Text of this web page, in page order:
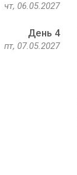
чт, 06.05.2027
День 4
пт, 07.05.2027